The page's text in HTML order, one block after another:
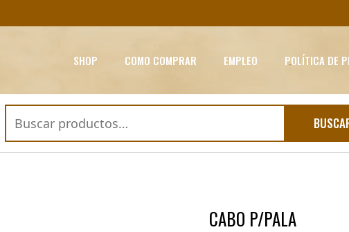
SHOP COMO COMPRAR EMPLEO POLÍTICA DE
por:
CABO P/PALA